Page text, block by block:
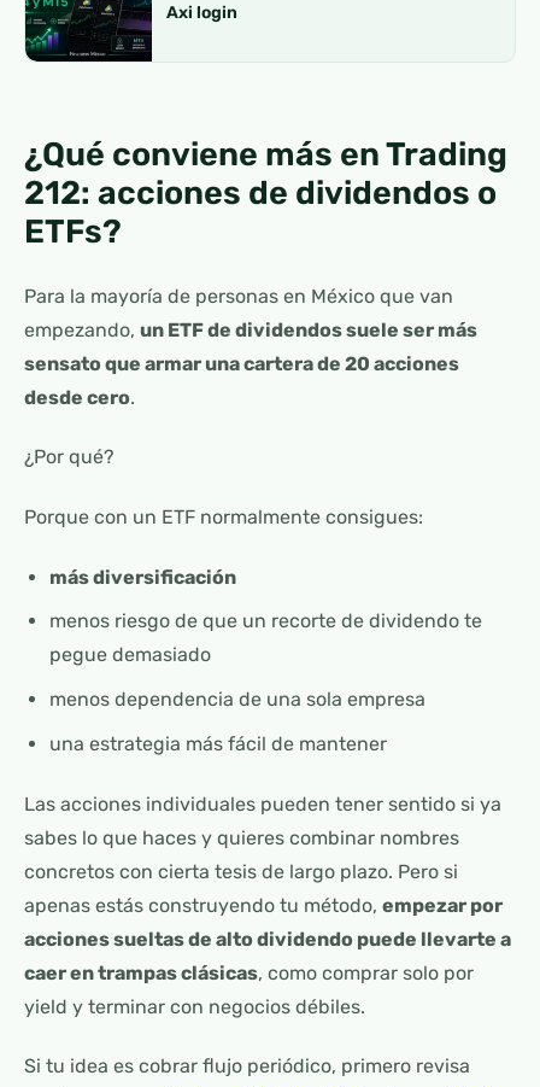
Axi login
¿Qué conviene más en Trading
212: acciones de dividendos o
ETFs?
Para la mayoría de personas en México que van
empezando, un ETF de dividendos suele ser más
sensato que armar una cartera de 20 acciones
desde cero.
¿Por qué?
Porque con un ETF normalmente consigues:
más diversificación
menos riesgo de que un recorte de dividendo te
pegue demasiado
menos dependencia de una sola empresa
una estrategia más fácil de mantener
Las acciones individuales pueden tener sentido si ya
sabes lo que haces y quieres combinar nombres
concretos con cierta tesis de largo plazo. Pero si
apenas estás construyendo tu método, empezar por
acciones sueltas de alto dividendo puede llevarte a
caer en trampas clásicas, como comprar solo por
yield y terminar con negocios débiles.
Si tu idea es cobrar flujo periódico, primero revisa